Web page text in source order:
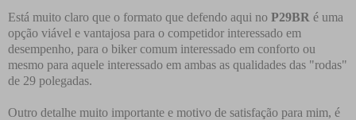
Está muito claro que o formato que defendo aqui no P29BR é uma
opção viável e vantajosa para o competidor interessado em
desempenho, para o biker comum interessado em conforto ou
mesmo para aquele interessado em ambas as qualidades das "rodas"
de 29 polegadas.
Outro detalhe muito importante e motivo de satisfação para mim, é